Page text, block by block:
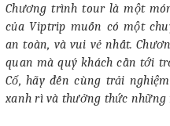
GIÁ TOUR TRẺ EM:
Trẻ em dưới 05 tuổi miễn
lo nếu khu du lịch yêu cầu
Trẻ từ 5 - 10 tuổi tính 50%
bố mẹ
Từ 11 tuổi trở lên tính 100%
Chương trình tour là một
của Viptrip muốn có một
an toàn, và vui vẻ nhất.
quan mà quý khách cần tới
Cổ, hãy đến cùng trải
xanh rì và thưởng thức những